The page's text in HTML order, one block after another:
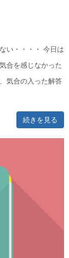
い・・・・ 今日は
合を感じなかった
気合の入った解答
続きを見る